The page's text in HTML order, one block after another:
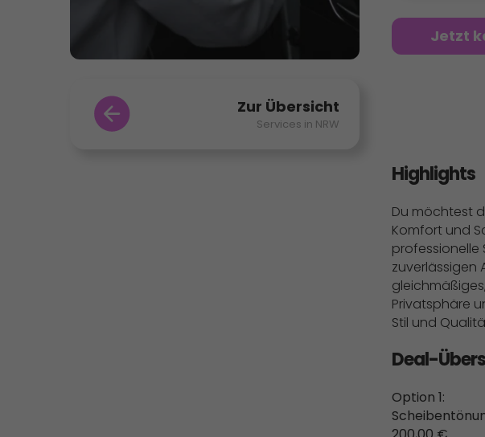
Zur Übersicht
Services in NRW
Jetzt
Highlights
Du möchtest
Komfort und
zuverlässigen
Privatsphäre
Stil und
Deal-
Option 1: